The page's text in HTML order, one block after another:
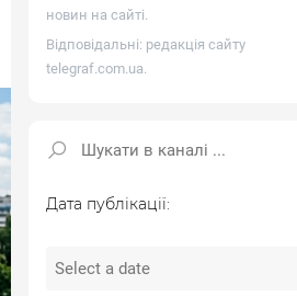
новин на сайті.
Відповідальні: редакція сайту
telegraf.com.ua.
Дата публікації: